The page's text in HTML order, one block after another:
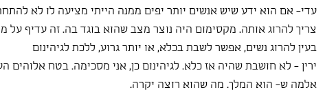
עדי- אם הוא ידע שיש אנשים יותר יפים ממנה הייתי מציעה לו לא
צריך להרוג אותה. מקסימום היה נוצר מצב שהוא בוגד בה. זה עדיף
בעין להרוג נשים, אפשר לשבת בכלא, או יותר גרוע, ללכת לגיהינום
ירין - לא חושבת שהיה אז כלא. לגיהינום כן, אני מסכימה. בטח אלוהים
אלמה ש- הוא המלך. מה שהוא רוצה יקרה.